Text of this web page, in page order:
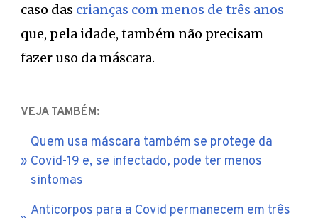
caso das crianças com menos de três anos
que, pela idade, também não precisam
fazer uso da máscara.
VEJA TAMBÉM:
Quem usa máscara também se protege da
Covid-19 e, se infectado, pode ter menos
sintomas
Anticorpos para a Covid permanecem em três